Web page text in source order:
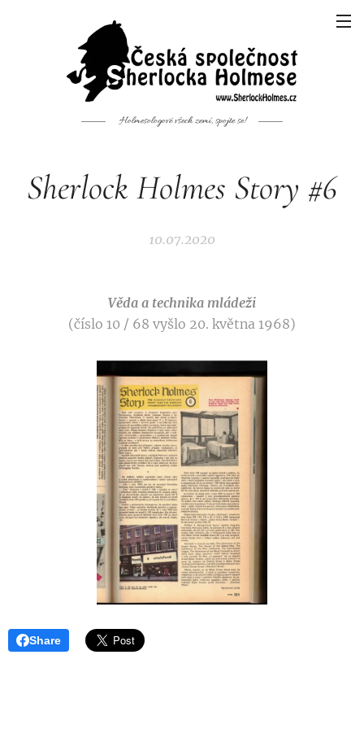
Holmesologové všech zemí, spojte se!
Sherlock Holmes Story #6
10.07.2020
Věda a technika mládeži
(číslo 10 / 68 vyšlo 20. května 1968)
Share